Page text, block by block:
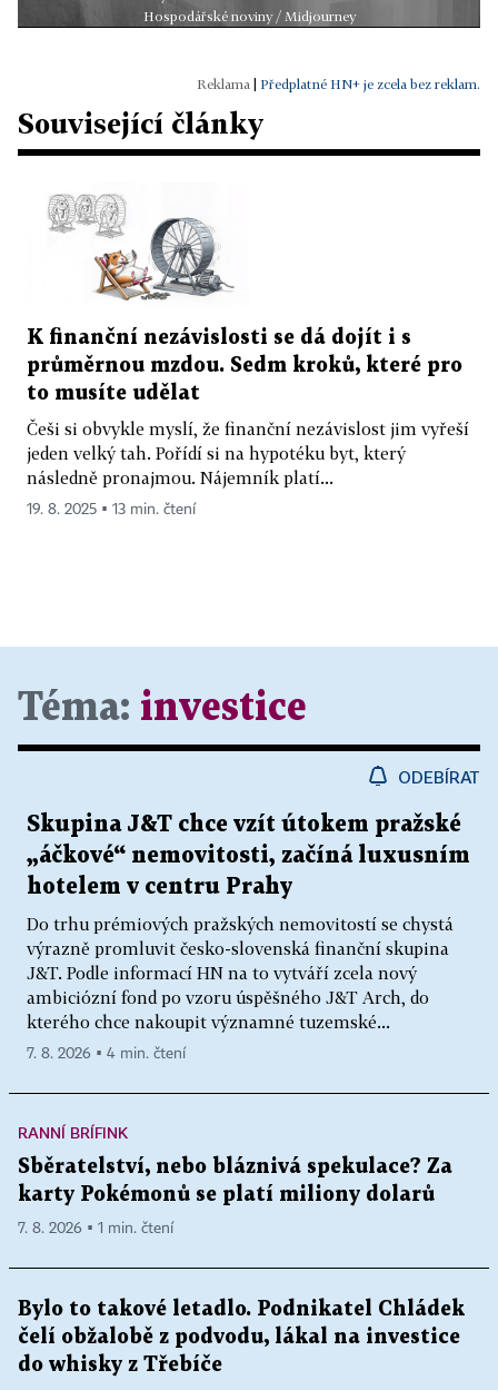
Hospodářské noviny / Midjourney
Předplatné HN+ je zcela bez reklam.
Související články
K finanční nezávislosti se dá dojít i s
průměrnou mzdou. Sedm kroků, které pro
to musíte udělat
Češi si obvykle myslí, že finanční nezávislost jim vyřeší
jeden velký tah. Pořídí si na hypotéku byt, který
následně pronajmou. Nájemník platí...
19. 8. 2025 ▪ 13 min. čtení
Téma: investice
ODEBÍRAT
Skupina J&T chce vzít útokem pražské
„áčkové“ nemovitosti, začíná luxusním
hotelem v centru Prahy
Do trhu prémiových pražských nemovitostí se chystá
výrazně promluvit česko-slovenská finanční skupina
J&T. Podle informací HN na to vytváří zcela nový
ambiciózní fond po vzoru úspěšného J&T Arch, do
kterého chce nakoupit významné tuzemské...
7. 8. 2026 ▪ 4 min. čtení
RANNÍ BRÍFINK
Sběratelství, nebo bláznivá spekulace? Za
karty Pokémonů se platí miliony dolarů
7. 8. 2026 ▪ 1 min. čtení
Bylo to takové letadlo. Podnikatel Chládek
čelí obžalobě z podvodu, lákal na investice
do whisky z Třebíče